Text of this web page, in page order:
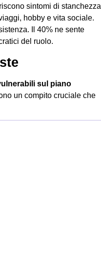
sintomi di stanchezza
hobby e vita sociale.
Il 40% ne sente
del ruolo.
sul piano
un compito cruciale che